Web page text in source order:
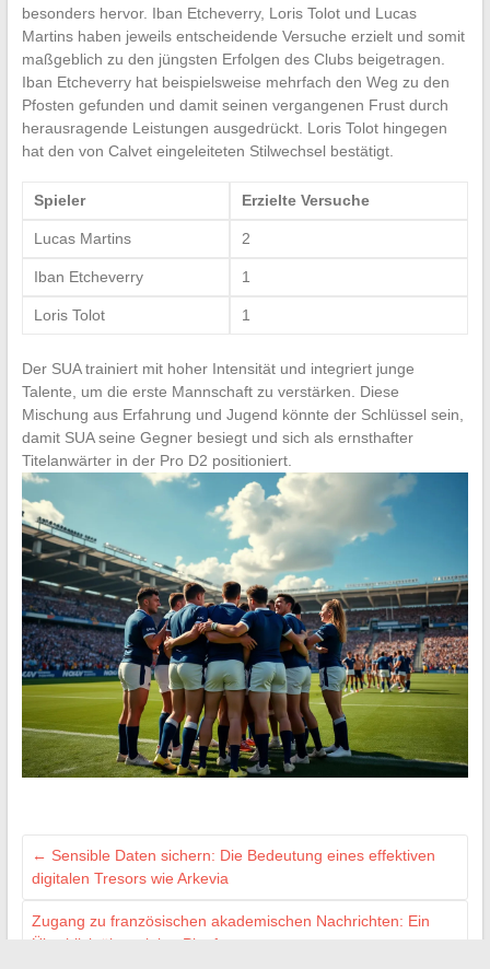
besonders hervor. Iban Etcheverry, Loris Tolot und Lucas
Martins haben jeweils entscheidende Versuche erzielt und somit
maßgeblich zu den jüngsten Erfolgen des Clubs beigetragen.
Iban Etcheverry hat beispielsweise mehrfach den Weg zu den
Pfosten gefunden und damit seinen vergangenen Frust durch
herausragende Leistungen ausgedrückt. Loris Tolot hingegen
hat den von Calvet eingeleiteten Stilwechsel bestätigt.
Spieler Erzielte Versuche
Lucas Martins 2
Iban Etcheverry 1
Loris Tolot 1
Der SUA trainiert mit hoher Intensität und integriert junge
Talente, um die erste Mannschaft zu verstärken. Diese
Mischung aus Erfahrung und Jugend könnte der Schlüssel sein,
damit SUA seine Gegner besiegt und sich als ernsthafter
Titelanwärter in der Pro D2 positioniert.
← Sensible Daten sichern: Die Bedeutung eines effektiven
digitalen Tresors wie Arkevia
Zugang zu französischen akademischen Nachrichten: Ein
Überblick über einige Plattformen